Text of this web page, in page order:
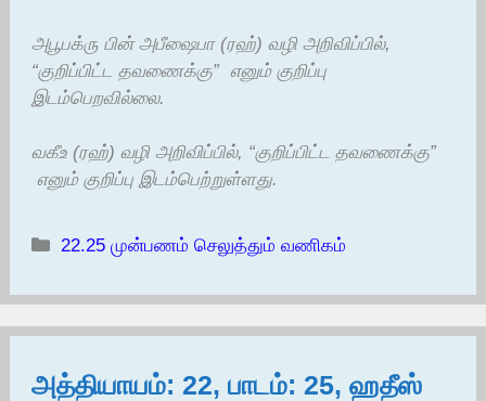
அபூபக்ரு பின் அபீஷைபா (ரஹ்) வழி அறிவிப்பில்,
“குறிப்பிட்ட தவணைக்கு” எனும் குறிப்பு
இடம்பெறவில்லை.
வகீஉ (ரஹ்) வழி அறிவிப்பில், “குறிப்பிட்ட தவணைக்கு”
எனும் குறிப்பு இடம்பெற்றுள்ளது.
Categories
22.25 முன்பணம் செலுத்தும் வணிகம்
அத்தியாயம்: 22, பாடம்: 25, ஹதீஸ்